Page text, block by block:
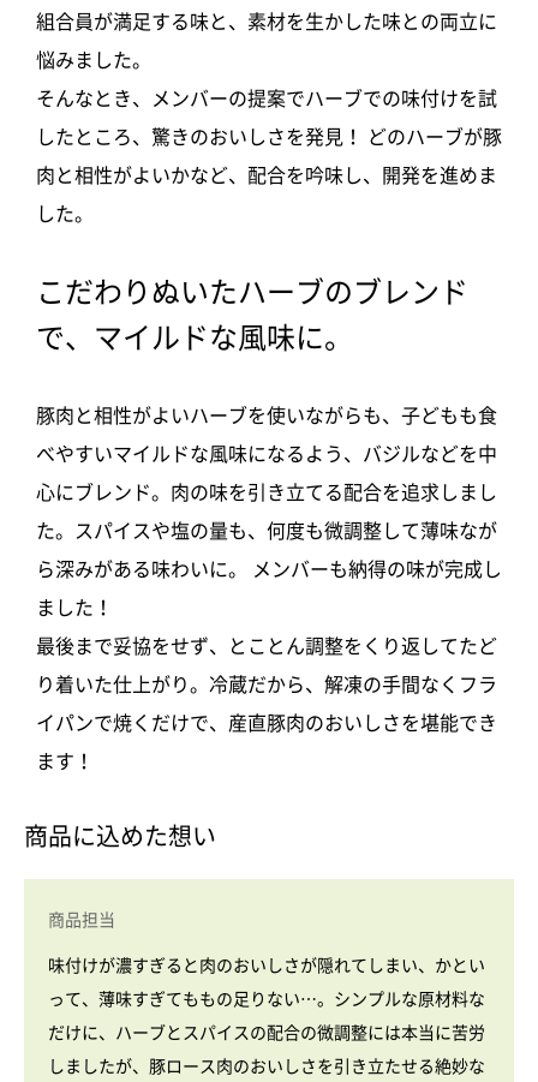
組合員が満足する味と、素材を生かした味との両立に
悩みました。
そんなとき、メンバーの提案でハーブでの味付けを試
したところ、驚きのおいしさを発見！ どのハーブが豚
肉と相性がよいかなど、配合を吟味し、開発を進めま
した。
こだわりぬいたハーブのブレンド
で、マイルドな風味に。
豚肉と相性がよいハーブを使いながらも、子どもも食
べやすいマイルドな風味になるよう、バジルなどを中
心にブレンド。肉の味を引き立てる配合を追求しまし
た。スパイスや塩の量も、何度も微調整して薄味なが
ら深みがある味わいに。 メンバーも納得の味が完成し
ました！
最後まで妥協をせず、とことん調整をくり返してたど
り着いた仕上がり。冷蔵だから、解凍の手間なくフラ
イパンで焼くだけで、産直豚肉のおいしさを堪能でき
ます！
商品に込めた想い
商品担当
味付けが濃すぎると肉のおいしさが隠れてしまい、かとい
って、薄味すぎてももの足りない…。シンプルな原材料な
だけに、ハーブとスパイスの配合の微調整には本当に苦労
しましたが、豚ロース肉のおいしさを引き立たせる絶妙な